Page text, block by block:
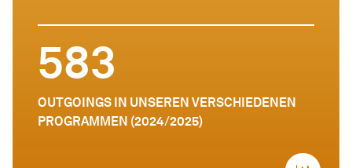
583
OUTGOINGS IN UNSEREN VERSCHIEDENEN
PROGRAMMEN (2024/2025)